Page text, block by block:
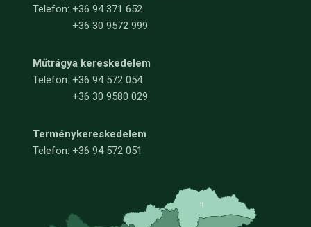
Telefon: +36 94 371 652
+36 30 9572 999
Műtrágya kereskedelem
Telefon: +36 94 572 054
+36 30 9580 029
Terménykereskedelem
Telefon: +36 94 572 051